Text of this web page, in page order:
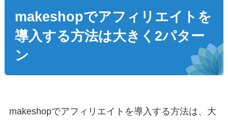
makeshopでアフィリエイトを
導入する方法は大きく2パター
ン
makeshopでアフィリエイトを導入する方法は、大